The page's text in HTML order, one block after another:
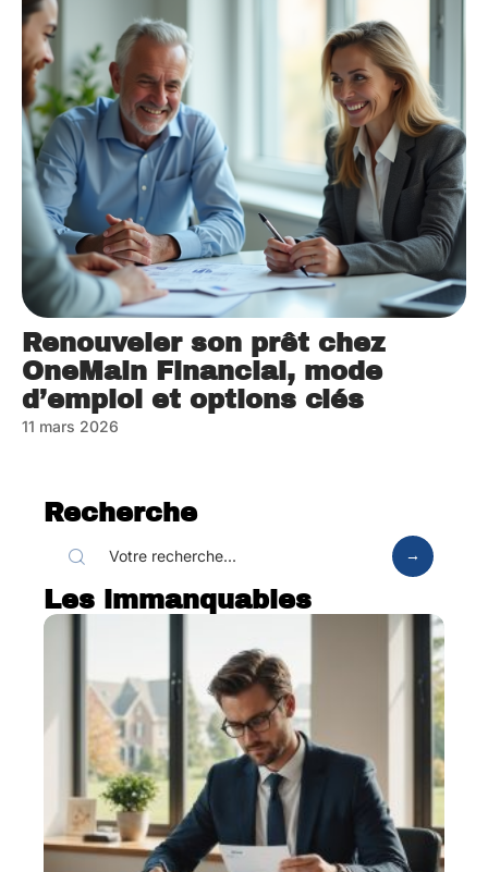
Renouveler son prêt chez
OneMain Financial, mode
d’emploi et options clés
11 mars 2026
Recherche
Les immanquables